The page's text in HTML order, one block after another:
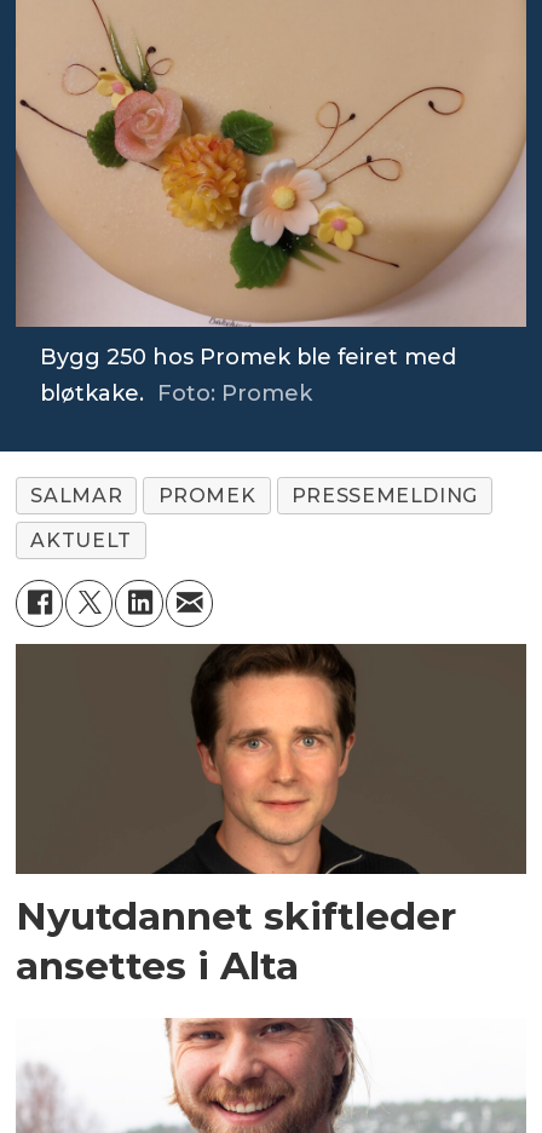
Bygg 250 hos Promek ble feiret med
bløtkake. Foto: Promek
SALMAR PROMEK
PRESSEMELDING
AKTUELT
Nyutdannet skiftleder
ansettes i Alta